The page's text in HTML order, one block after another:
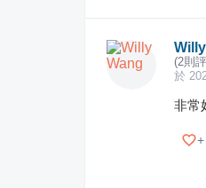
(2則
於
非常
+